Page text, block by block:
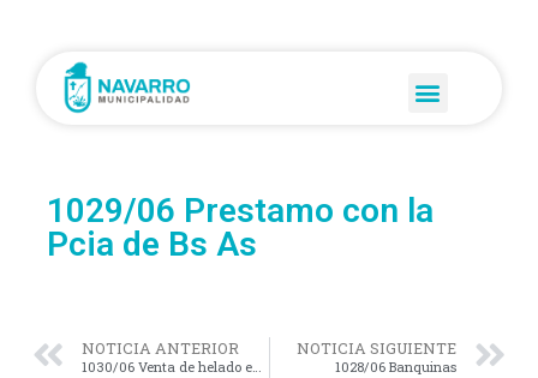
1029/06 Prestamo con la
Pcia de Bs As
NOTICIA ANTERIOR
1030/06 Venta de helado en la laguna
NOTICIA SIGUIENTE
1028/06 Banquinas